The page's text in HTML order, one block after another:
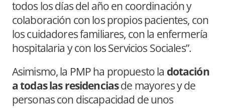
todos los días del año en coordinación y
colaboración con los propios pacientes, con
los cuidadores familiares, con la enfermería
hospitalaria y con los Servicios Sociales”.
Asimismo, la PMP ha propuesto la dotación
a todas las residenciasde mayores y de
personas con discapacidad de unos